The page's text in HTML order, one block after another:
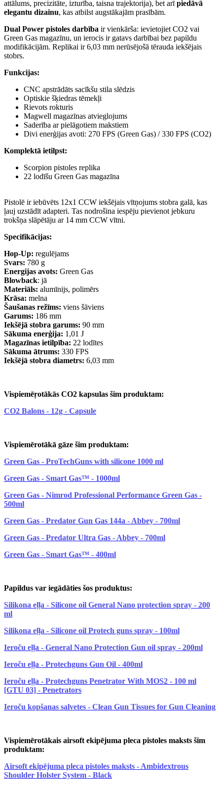
attālums, precizitāte, izturība, taisna trajektorija), bet arīpiedāvā
elegantu dizainu, kas atbilst augstākajām prasībām.
Dual Power pistoles darbība ir vienkārša: ievietojiet CO2 vai
Green Gas magazīnu, un ierocis ir gatavs darbībai bez papildu
modifikācijām. Replikai ir 6,03 mm nerūsējošā tērauda iekšējais
stobrs.
Funkcijas:
CNC apstrādāts sacīkšu stila slēdzis
Optiskie šķiedras tēmekļi
Rievots rokturis
Magwell magazīnas atvieglojums
Saderība ar pielāgotiem makstiem
Divi enerģijas avoti: 270 FPS (Green Gas) / 330 FPS (CO2)
Komplektā ietilpst:
Scorpion pistoles replika
22 lodīšu Green Gas magazīna
Pistolē ir iebūvēts 12x1 CCW iekšējais vītņojums stobra galā, kas
ļauj uzstādīt adapteri. Tas nodrošina iespēju pievienot jebkuru
trokšņa slāpētāju ar 14 mm CCW vītni.
Specifikācijas:
Hop-Up: regulējams
Svars: 780 g
Energijas avots: Green Gas
Blowback: jā
Materiāls: alumīnijs, polimērs
Krāsa: melna
Šaušanas režīms: viens šāviens
Garums: 186 mm
Iekšējā stobra garums: 90 mm
Sākuma enerģija: 1,01 J
Magazīnas ietilpība: 22 lodītes
Sākuma ātrums: 330 FPS
Iekšējā stobra diametrs: 6,03 mm
Vispiemēŗotākās CO2 kapsulas šim produktam:
CO2 Balons - 12g - Capsule
Vispiemērotākā gāze šim produktam:
Green Gas - ProTechGuns with silicone 1000 ml
Green Gas - Smart Gas™ - 1000ml
Green Gas - Nimrod Professional Performance Green Gas -
500ml
Green Gas - Predator Gun Gas 144a - Abbey - 700ml
Green Gas - Predator Ultra Gas - Abbey - 700ml
Green Gas - Smart Gas™ - 400ml
Papildus var iegādāties šos produktus:
Silikona eļļa - Silicone oil General Nano protection spray - 200
ml
Silikona eļļa - Silicone oil Protech guns spray - 100ml
Ieroču eļļa - General Nano Protection Gun oil spray - 200ml
Ieroču eļļa - Protechguns Gun Oil - 400ml
Ieroču eļļa - Protechguns Penetrator With MOS2 - 100 ml
[GTU 03] - Penetrators
Ieroču kopšanas salvetes - Clean Gun Tissues for Gun Cleaning
Vispiemērotākais airsoft ekipējuma pleca pistoles maksts šim
produktam:
Airsoft ekipējuma pleca pistoles maksts - Ambidextrous
Shoulder Holster System - Black